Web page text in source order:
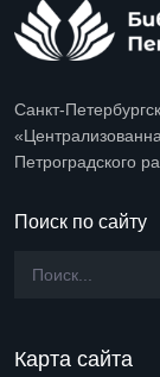
Санкт-
Петроградского
Поиск по сайту
Карта сайта